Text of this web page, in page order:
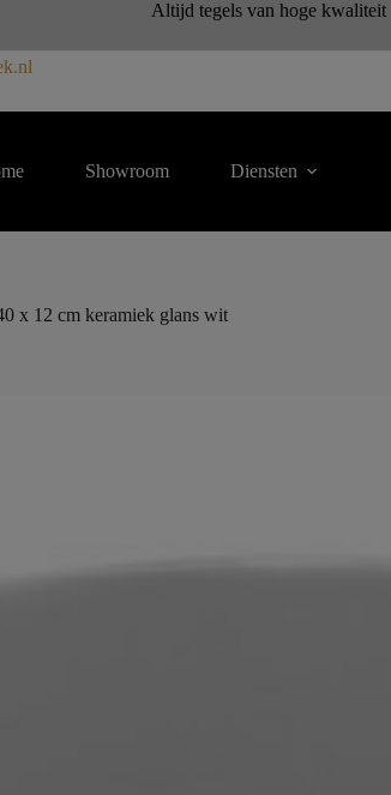
Altijd tegels van hoge kwaliteit
Showroom Diensten
x 12 cm keramiek glans wit